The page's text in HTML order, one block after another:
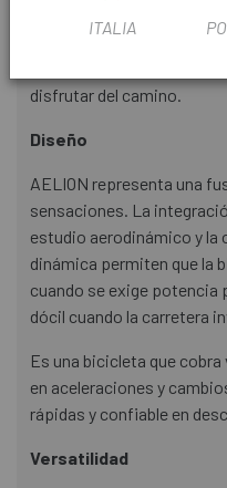
más exigentes, pero
disfrutar del camino.
Diseño
AELION representa una
sensaciones. La
estudio aerodinámico y
dinámica permiten que la
cuando se exige potencia
dócil cuando la carretera
Es una bicicleta que
en aceleraciones y
rápidas y confiable en
Versatilidad
ITALIA